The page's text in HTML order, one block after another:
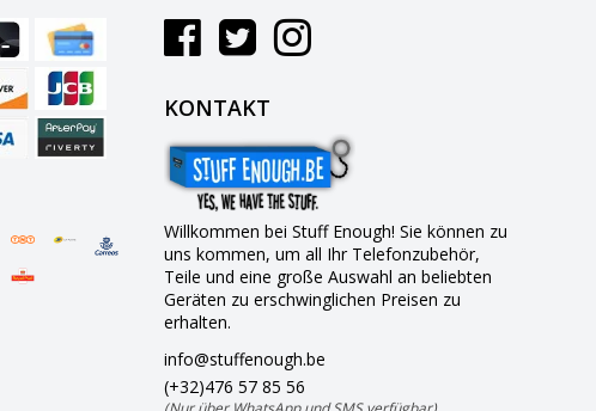
KONTAKT
Willkommen bei Stuff Enough! Sie können zu
uns kommen, um all Ihr Telefonzubehör,
Teile und eine große Auswahl an beliebten
Geräten zu erschwinglichen Preisen zu
erhalten.
info@stuffenough.be
(+32)476 57 85 56